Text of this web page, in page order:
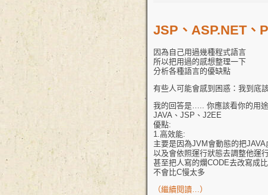
JSP、ASP.NET、
因為自己用過幾種程式語言
所以把用過的感想整理一下
分析各種語言的優缺點
有些人可能會感到困惑：我到底
我的回答是….. 你應該看你的用
JAVA、JSP、J2EE
優點:
1.高效能:
主要是因為JVM會動態的把
以及會依照運行狀態去調整他運
甚至把人寫的爛CODE去改寫成
不會比C慢太多
（繼續閱讀…）